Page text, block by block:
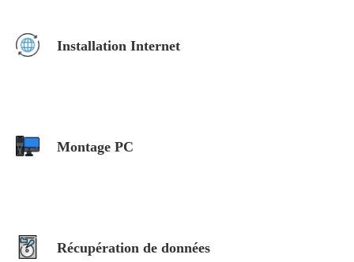
Installation Internet
Montage PC
Récupération de données